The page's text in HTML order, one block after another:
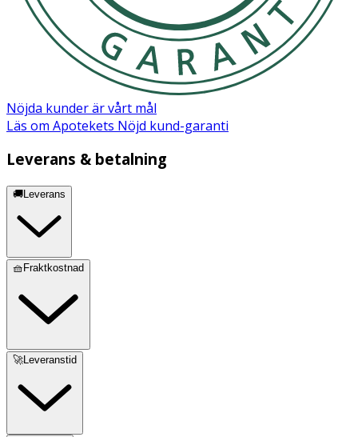
Nöjda kunder är vårt mål
Läs om Apotekets Nöjd kund-garanti
Leverans & betalning
🚚Leverans
🧺Fraktkostnad
🚀Leveranstid